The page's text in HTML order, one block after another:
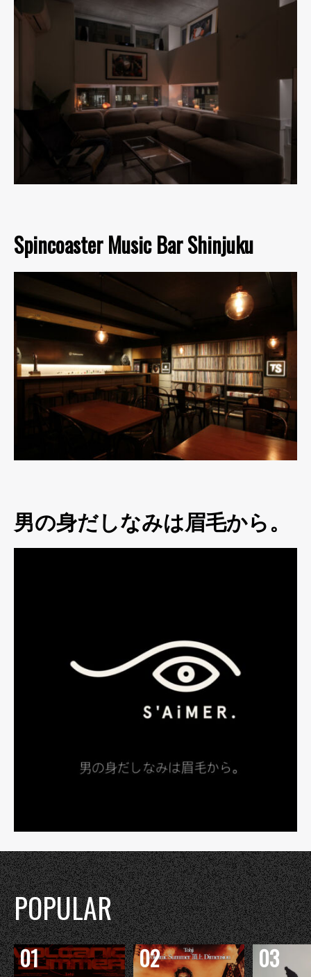
Spincoaster Music Bar Shinjuku
男の身だしなみは眉毛から。
POPULAR